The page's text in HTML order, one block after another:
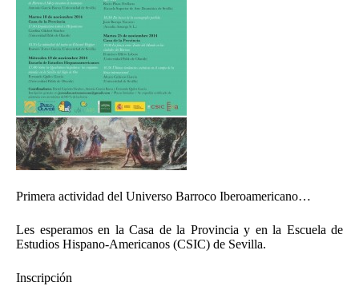
Primera actividad del Universo Barroco Iberoamericano…
Les esperamos en la Casa de la Provincia y en la Escuela de
Estudios Hispano-Americanos (CSIC) de Sevilla.
Inscripción